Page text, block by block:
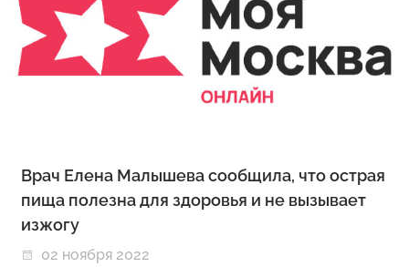
Врач Елена Малышева сообщила, что острая
пища полезна для здоровья и не вызывает
изжогу
02 ноября 2022